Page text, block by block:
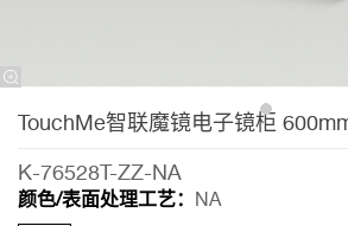
TouchMe智联魔镜电子镜柜
K-76528T-ZZ-NA
颜色/表面处理工艺： NA